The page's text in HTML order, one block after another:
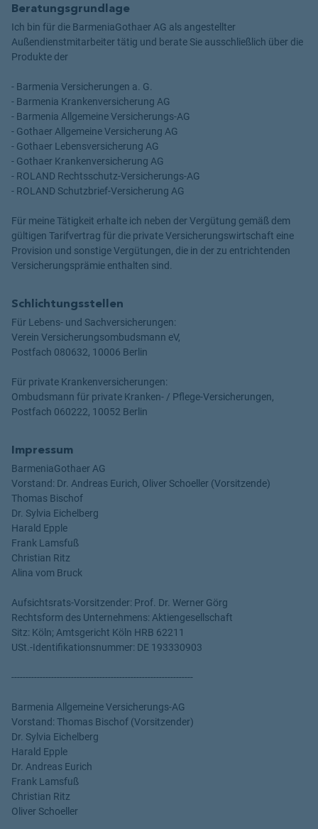
Beratungsgrundlage
Ich bin für die BarmeniaGothaer AG als angestellter
Außendienstmitarbeiter tätig und berate Sie ausschließlich über die
Produkte der
- Barmenia Versicherungen a. G.
- Barmenia Krankenversicherung AG
- Barmenia Allgemeine Versicherungs-AG
- Gothaer Allgemeine Versicherung AG
- Gothaer Lebensversicherung AG
- Gothaer Krankenversicherung AG
- ROLAND Rechtsschutz-Versicherungs-AG
- ROLAND Schutzbrief-Versicherung AG
Für meine Tätigkeit erhalte ich neben der Vergütung gemäß dem
gültigen Tarifvertrag für die private Versicherungswirtschaft eine
Provision und sonstige Vergütungen, die in der zu entrichtenden
Versicherungsprämie enthalten sind.
Schlichtungsstellen
Für Lebens- und Sachversicherungen:
Verein Versicherungsombudsmann eV,
Postfach 080632, 10006 Berlin
Für private Krankenversicherungen:
Ombudsmann für private Kranken- / Pflege-Versicherungen,
Postfach 060222, 10052 Berlin
Impressum
BarmeniaGothaer AG
Vorstand: Dr. Andreas Eurich, Oliver Schoeller (Vorsitzende)
Thomas Bischof
Dr. Sylvia Eichelberg
Harald Epple
Frank Lamsfuß
Christian Ritz
Alina vom Bruck
Aufsichtsrats-Vorsitzender: Prof. Dr. Werner Görg
Rechtsform des Unternehmens: Aktiengesellschaft
Sitz: Köln; Amtsgericht Köln HRB 62211
USt.-Identifikationsnummer: DE 193330903
----------------------------------------------------------------
Barmenia Allgemeine Versicherungs-AG
Vorstand: Thomas Bischof (Vorsitzender)
Dr. Sylvia Eichelberg
Harald Epple
Dr. Andreas Eurich
Frank Lamsfuß
Christian Ritz
Oliver Schoeller